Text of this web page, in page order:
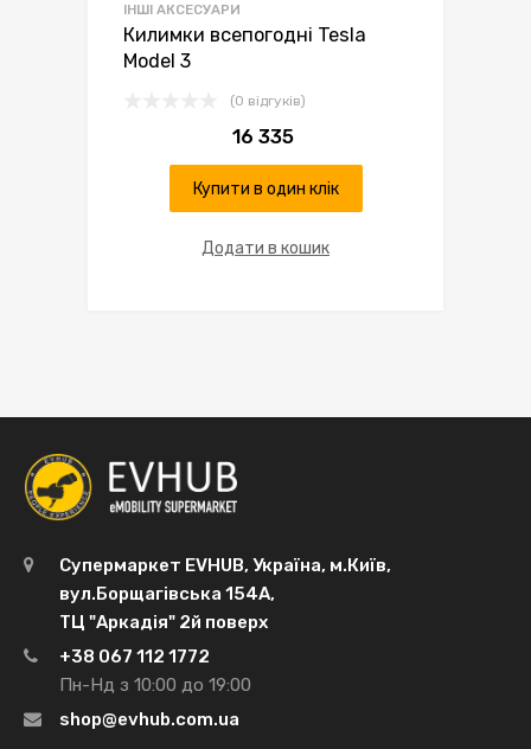
ІНШІ АКСЕСУАРИ
Килимки всепогодні Tesla
Model 3
(0 відгуків)
16 335
Купити в один клік
Додати в кошик
Супермаркет EVHUB, Україна, м.Київ,
вул.Борщагівська 154А,
ТЦ "Аркадія" 2й поверх
+38 067 112 1772
Пн-Нд з 10:00 до 19:00
shop@evhub.com.ua